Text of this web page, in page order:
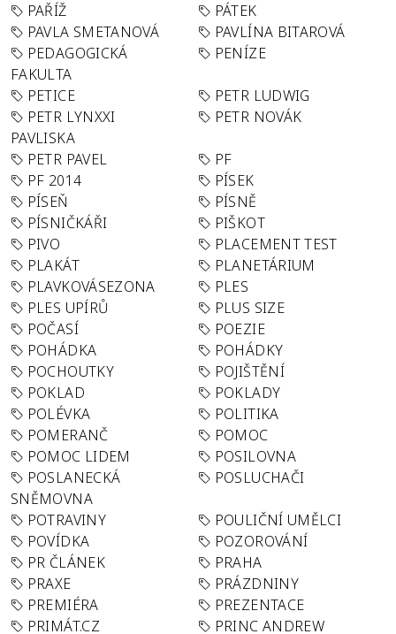
PAŘÍŽ
PÁTEK
PAVLA SMETANOVÁ
PAVLÍNA BITAROVÁ
PEDAGOGICKÁ
FAKULTA
PENÍZE
PETICE
PETR LUDWIG
PETR LYNXXI
PAVLISKA
PETR NOVÁK
PETR PAVEL
PF
PF 2014
PÍSEK
PÍSEŇ
PÍSNĚ
PÍSNIČKÁŘI
PIŠKOT
PIVO
PLACEMENT TEST
PLAKÁT
PLANETÁRIUM
PLAVKOVÁSEZONA
PLES
PLES UPÍRŮ
PLUS SIZE
POČASÍ
POEZIE
POHÁDKA
POHÁDKY
POCHOUTKY
POJIŠTĚNÍ
POKLAD
POKLADY
POLÉVKA
POLITIKA
POMERANČ
POMOC
POMOC LIDEM
POSILOVNA
POSLANECKÁ
SNĚMOVNA
POSLUCHAČI
POTRAVINY
POULIČNÍ UMĚLCI
POVÍDKA
POZOROVÁNÍ
PR ČLÁNEK
PRAHA
PRAXE
PRÁZDNINY
PREMIÉRA
PREZENTACE
PRIMÁT.CZ
PRINC ANDREW